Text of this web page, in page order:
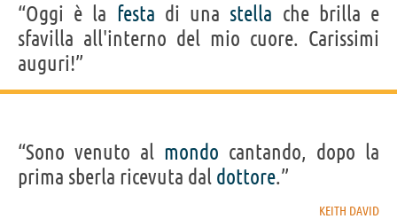
“Oggi è la festa di una stella che brilla e
sfavilla all'interno del mio cuore. Carissimi
auguri!”
“Sono venuto al mondo cantando, dopo la
prima sberla ricevuta dal dottore.”
KEITH DAVID